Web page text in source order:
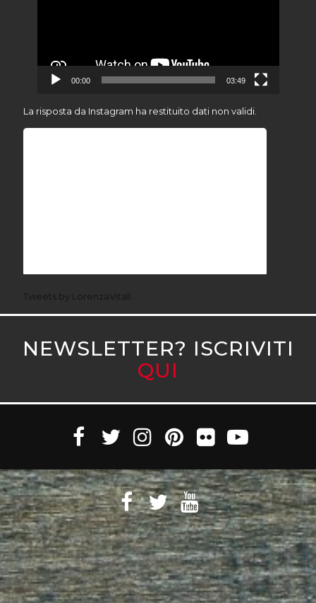
00:00 03:49
La risposta da Instagram ha restituito dati non validi.
Tweets by LorenzaVitali
NEWSLETTER? ISCRIVITI
QUI